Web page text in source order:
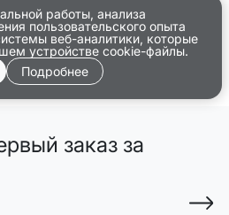
работы, анализа
пользовательского опыта
веб-аналитики, которые
устройстве cookie-файлы.
Подробнее
заказ за